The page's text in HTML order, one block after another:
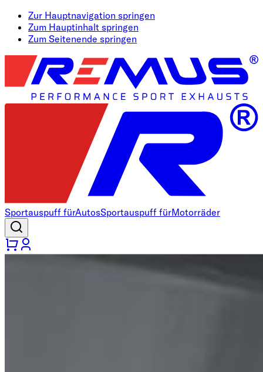
Zur Hauptnavigation springen
Zum Hauptinhalt springen
Zum Seitenende springen
Sportauspuff fürAutosSportauspuff fürMotorräder